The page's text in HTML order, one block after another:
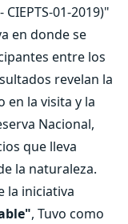
CIEPTS-01-2019)"
en donde se
entre los
revelan la
la visita y la
Nacional,
que lleva
la naturaleza.
la iniciativa
, Tuvo como